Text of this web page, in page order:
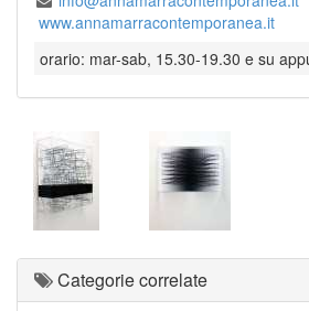
www.annamarracontemporanea.it
orario: mar-sab, 15.30-19.30 e su
Categorie correlate